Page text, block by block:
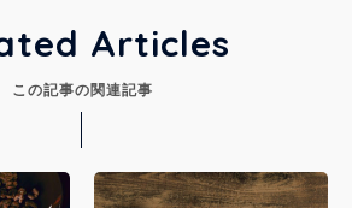
Articles
この記事の関連記事